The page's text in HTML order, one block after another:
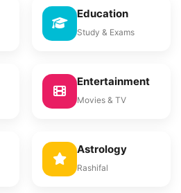
Education
Study & Exams
Entertainment
Movies & TV
Astrology
Rashifal